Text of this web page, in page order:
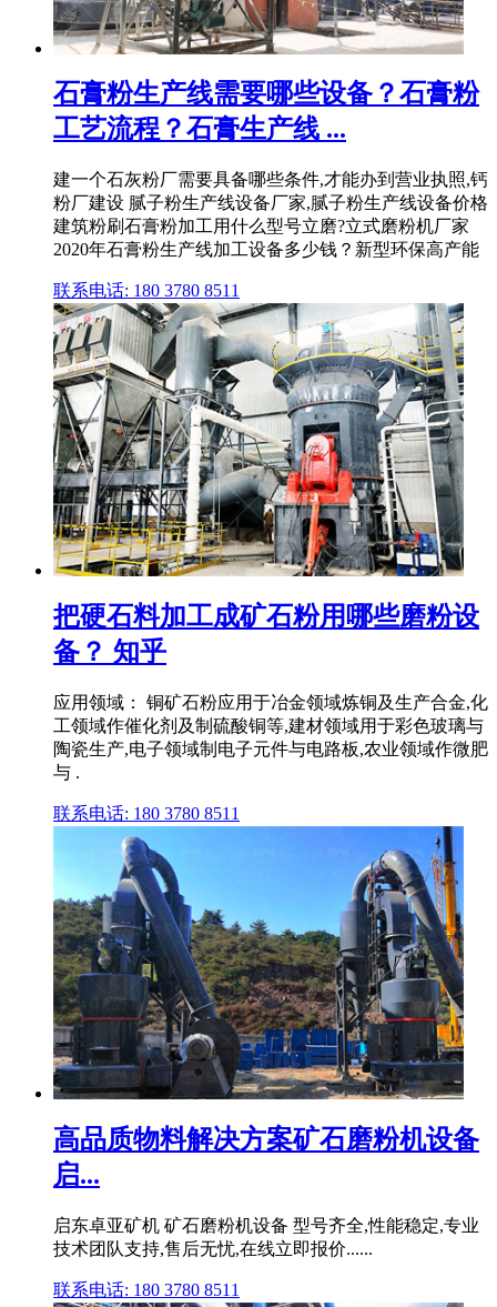
石膏粉生产线需要哪些设备？石膏粉
工艺流程？石膏生产线 ...
建一个石灰粉厂需要具备哪些条件,才能办到营业执照,钙
粉厂建设 腻子粉生产线设备厂家,腻子粉生产线设备价格
建筑粉刷石膏粉加工用什么型号立磨?立式磨粉机厂家
2020年石膏粉生产线加工设备多少钱？新型环保高产能
联系电话: 180 3780 8511
把硬石料加工成矿石粉用哪些磨粉设
备？ 知乎
应用领域： 铜矿石粉应用于冶金领域炼铜及生产合金,化
工领域作催化剂及制硫酸铜等,建材领域用于彩色玻璃与
陶瓷生产,电子领域制电子元件与电路板,农业领域作微肥
与 .
联系电话: 180 3780 8511
高品质物料解决方案矿石磨粉机设备
启...
启东卓亚矿机 矿石磨粉机设备 型号齐全,性能稳定,专业
技术团队支持,售后无忧,在线立即报价......
联系电话: 180 3780 8511